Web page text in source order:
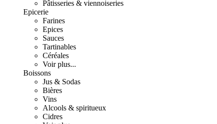
Pâtisseries & viennoiseries
Epicerie
Farines
Epices
Sauces
Tartinables
Céréales
Voir plus...
Boissons
Jus & Sodas
Bières
Vins
Alcools & spiritueux
Cidres